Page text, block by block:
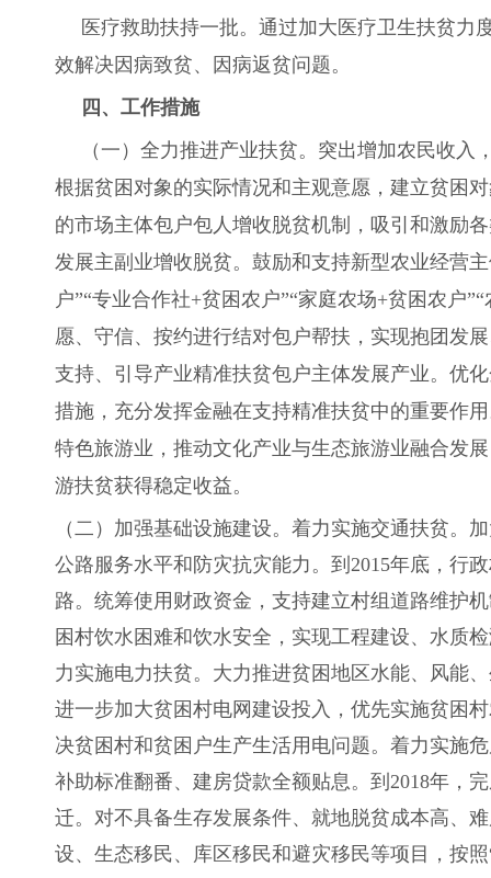
医疗救助扶持一批。通过加大医疗卫生扶贫力
效解决因病致贫、因病返贫问题。
四、工作措施
（一）全力推进产业扶贫。突出增加农民收
根据贫困对象的实际情况和主观意愿，建立贫困
的市场主体包户包人增收脱贫机制，吸引和激励
发展主副业增收脱贫。鼓励和支持新型农业经营
户”“专业合作社+贫困农户”“家庭农场+贫困农户
愿、守信、按约进行结对包户帮扶，实现抱团发
支持、引导产业精准扶贫包户主体发展产业。优
措施，充分发挥金融在支持精准扶贫中的重要作
特色旅游业，推动文化产业与生态旅游业融合发
游扶贫获得稳定收益。
（二）加强基础设施建设。着力实施交通扶贫。
公路服务水平和防灾抗灾能力。到2015年底，行
路。统筹使用财政资金，支持建立村组道路维护
困村饮水困难和饮水安全，实现工程建设、水质
力实施电力扶贫。大力推进贫困地区水能、风能
进一步加大贫困村电网建设投入，优先实施贫困
决贫困村和贫困户生产生活用电问题。着力实施
补助标准翻番、建房贷款全额贴息。到2018年，
迁。对不具备生存发展条件、就地脱贫成本高、
设、生态移民、库区移民和避灾移民等项目，按